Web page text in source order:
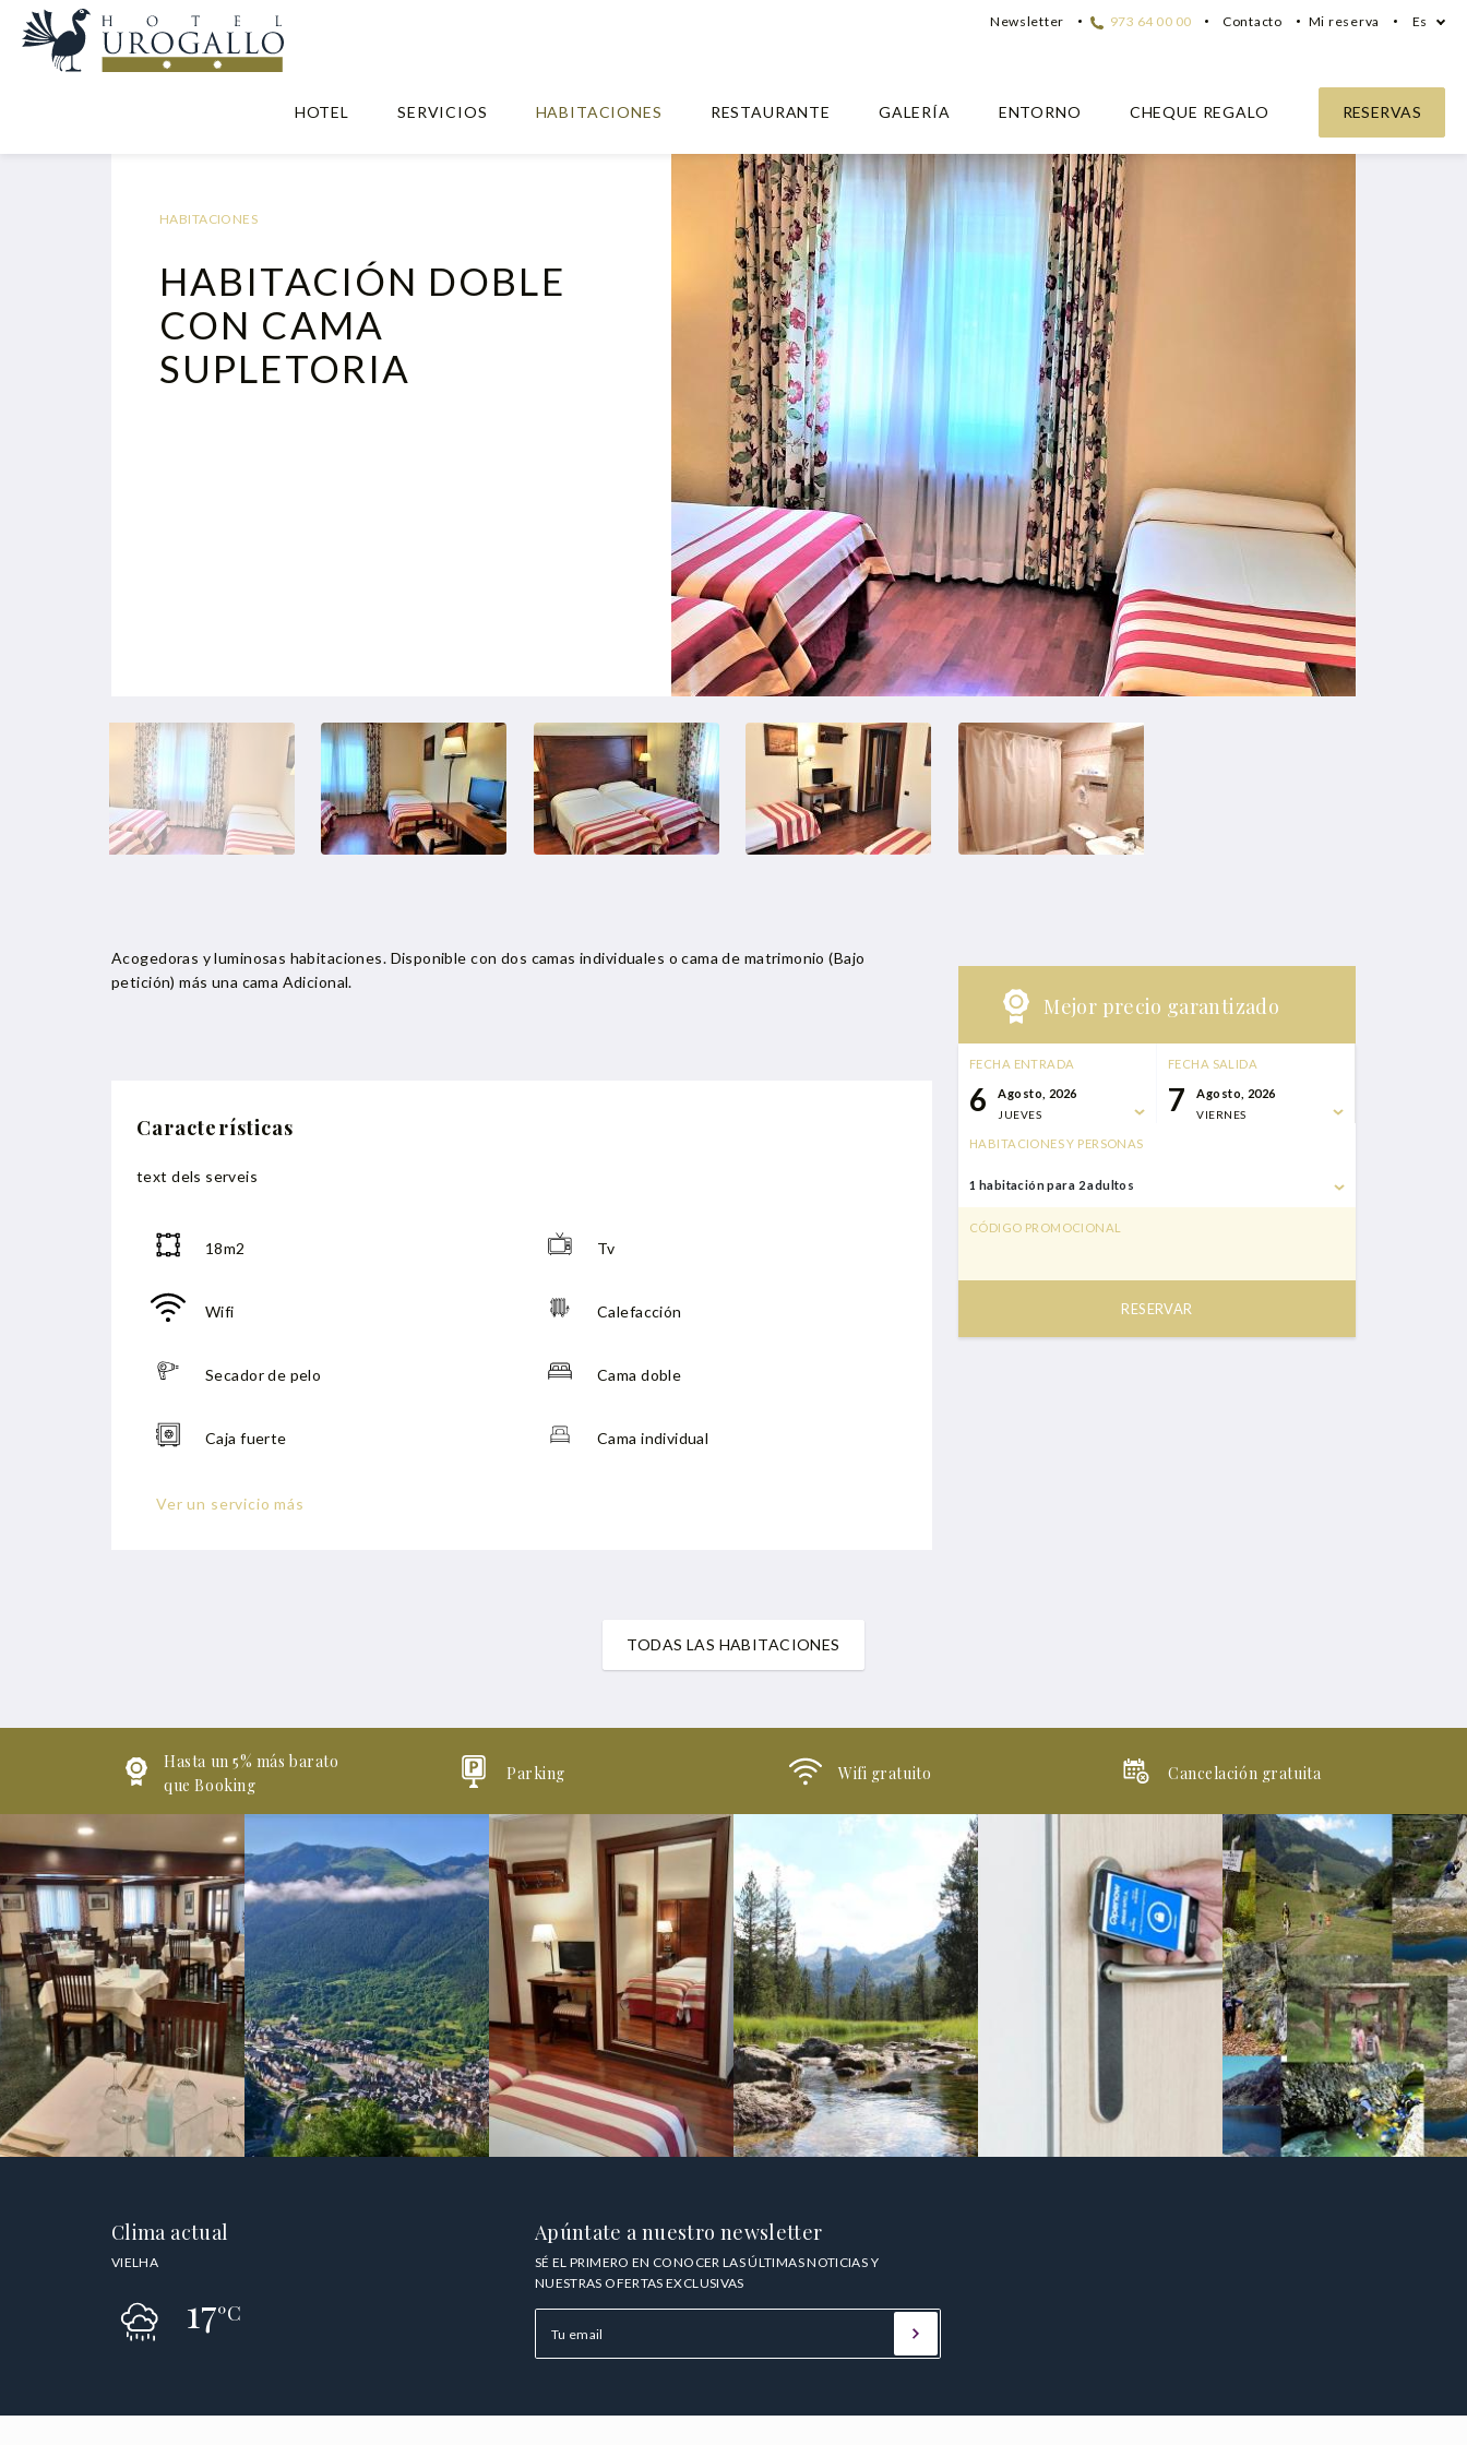
Newsletter 973 64 00 00 Contacto Mi reserva Es
HOTEL SERVICIOS HABITACIONES RESTAURANTE GALERÍA ENTORNO CHEQUE REGALO RESERVAS
HABITACIONES
HABITACIÓN DOBLE
CON CAMA
SUPLETORIA
Mejor precio garantizado
FECHA ENTRADA
6 Agosto, 2026
JUEVES
FECHA SALIDA
7 Agosto, 2026
VIERNES
HABITACIONES Y PERSONAS
1 habitación para 2 adultos
CÓDIGO PROMOCIONAL
RESERVAR
Acogedoras y luminosas habitaciones. Disponible con dos camas individuales o cama de matrimonio (Bajo
petición) más una cama Adicional.
Características
text dels serveis
18m2
Wifi
Secador de pelo
Caja fuerte
Tv
Calefacción
Cama doble
Cama individual
Ver un servicio más
Escritorio
TODAS LAS HABITACIONES
Hasta un 5% más barato
que Booking
Parking Wifi gratuito Cancelación gratuita
Clima actual
VIELHA
17ºC
Apúntate a nuestro newsletter
SÉ EL PRIMERO EN CONOCER LAS ÚLTIMAS NOTICIAS Y
NUESTRAS OFERTAS EXCLUSIVAS